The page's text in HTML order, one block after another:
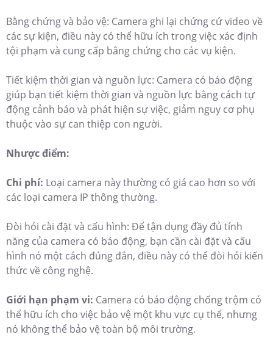
Bằng chứng và bảo vệ: Camera ghi lại chứng cứ video về
các sự kiện, điều này có thể hữu ích trong việc xác định
tội phạm và cung cấp bằng chứng cho các vụ kiện.
Tiết kiệm thời gian và nguồn lực: Camera có báo động
giúp bạn tiết kiệm thời gian và nguồn lực bằng cách tự
động cảnh báo và phát hiện sự việc, giảm nguy cơ phụ
thuộc vào sự can thiệp con người.
Nhược điểm:
Chi phí: Loại camera này thường có giá cao hơn so với
các loại camera IP thông thường.
Đòi hỏi cài đặt và cấu hình: Để tận dụng đầy đủ tính
năng của camera có báo động, bạn cần cài đặt và cấu
hình nó một cách đúng đắn, điều này có thể đòi hỏi kiến
thức về công nghệ.
Giới hạn phạm vi: Camera có báo động chống trộm có
thể hữu ích cho việc bảo vệ một khu vực cụ thể, nhưng
nó không thể bảo vệ toàn bộ môi trường.